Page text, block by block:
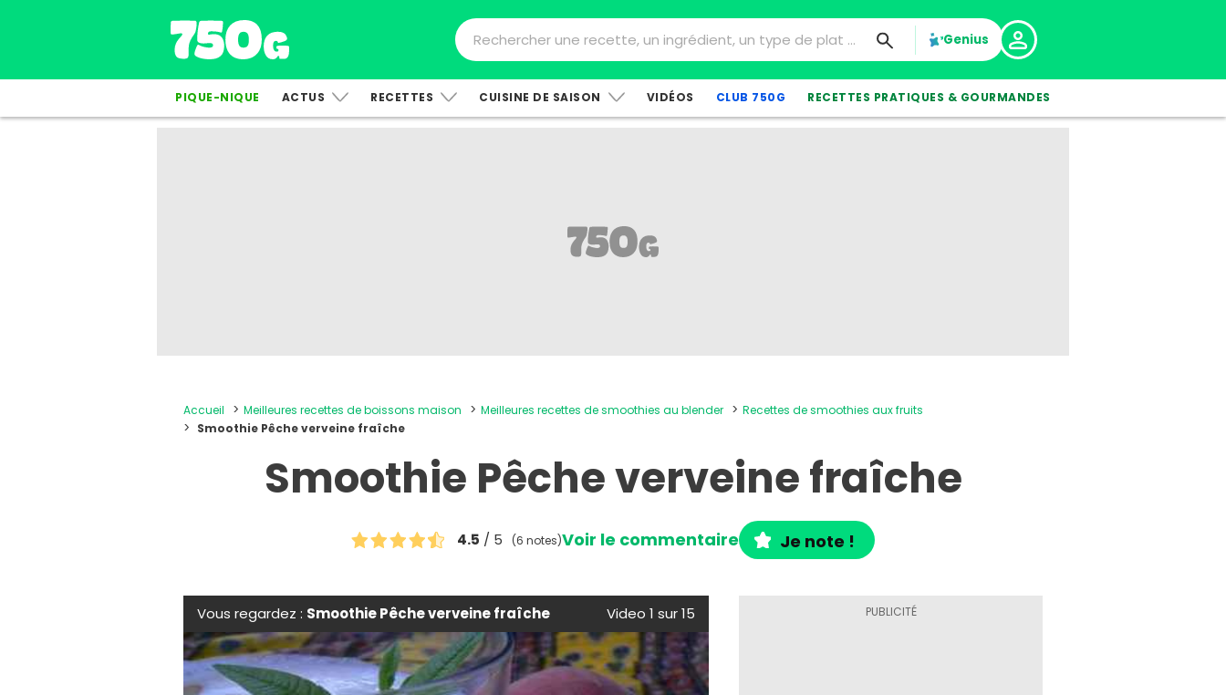
Genius
PIQUE-NIQUE ACTUS RECETTES CUISINE DE SAISON VIDÉOS CLUB 750G RECETTES PRATIQUES & GOURMANDES
Accueil Meilleures recettes de boissons maison Meilleures recettes de smoothies au blender
Recettes de smoothies aux fruits
Smoothie Pêche verveine fraîche
Smoothie Pêche verveine fraîche
4.5 / 5 (6 notes)Voir le commentaire Je note !
Vous regardez : Smoothie Pêche verveine fraîche Video 1 sur 15